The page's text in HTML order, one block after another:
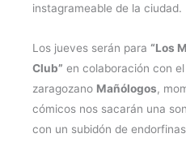
instagrameable de la ciudad.
Los jueves serán para “Los
Club” en colaboración con
zaragozano Mañólogos,
cómicos nos sacarán una
con un subidón de